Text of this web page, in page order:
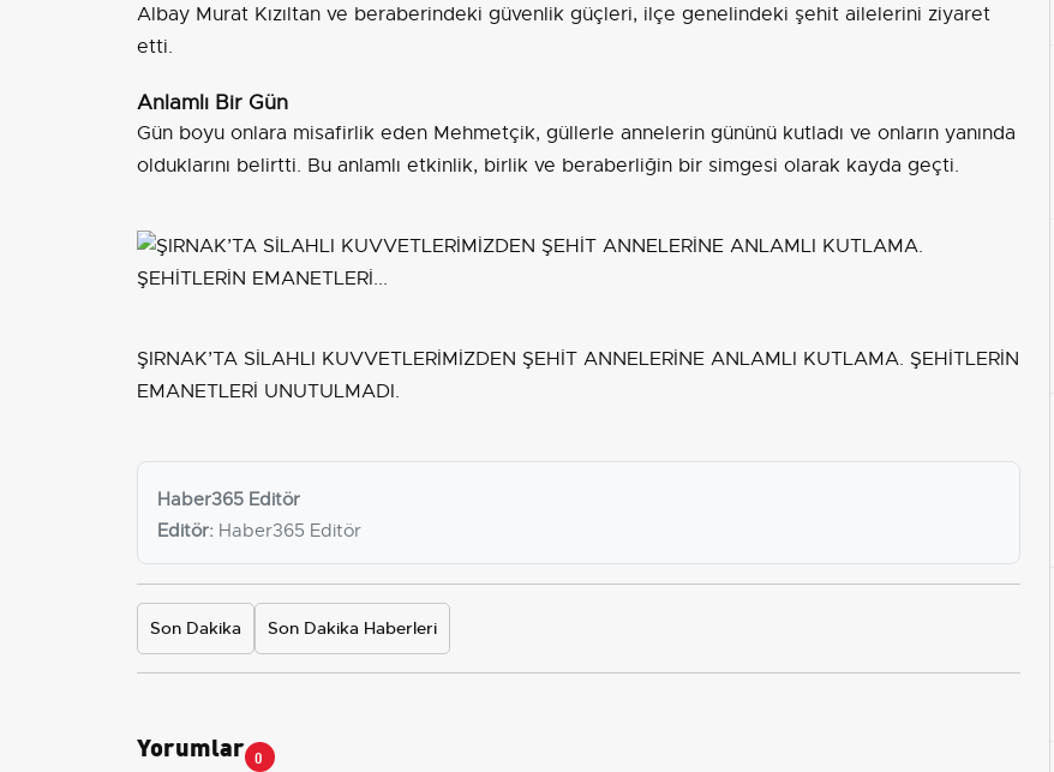
Albay Murat Kızıltan ve beraberindeki güvenlik güçleri, ilçe genelindeki şehit ailelerini ziyaret
etti.
Anlamlı Bir Gün
Gün boyu onlara misafirlik eden Mehmetçik, güllerle annelerin gününü kutladı ve onların yanında
olduklarını belirtti. Bu anlamlı etkinlik, birlik ve beraberliğin bir simgesi olarak kayda geçti.
ŞIRNAK’TA SİLAHLI KUVVETLERİMİZDEN ŞEHİT ANNELERİNE ANLAMLI KUTLAMA. ŞEHİTLERİN
EMANETLERİ UNUTULMADI.
Haber365 Editör
Editör: Haber365 Editör
Son Dakika Son Dakika Haberleri
Yorumlar 0